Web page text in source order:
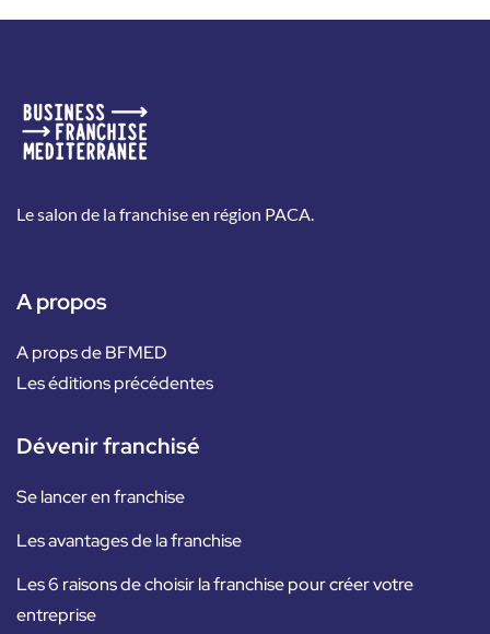
Le salon de la franchise en région PACA.
A propos
A props de BFMED
Les éditions précédentes
Dévenir franchisé
Se lancer en franchise
Les avantages de la franchise
Les 6 raisons de choisir la franchise pour créer votre
entreprise